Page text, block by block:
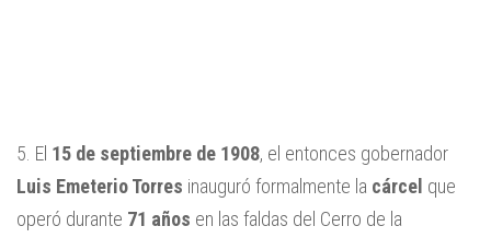
5. El 15 de septiembre de 1908, el entonces gobernador
Luis Emeterio Torres inauguró formalmente la cárcel que
operó durante 71 años en las faldas del Cerro de la